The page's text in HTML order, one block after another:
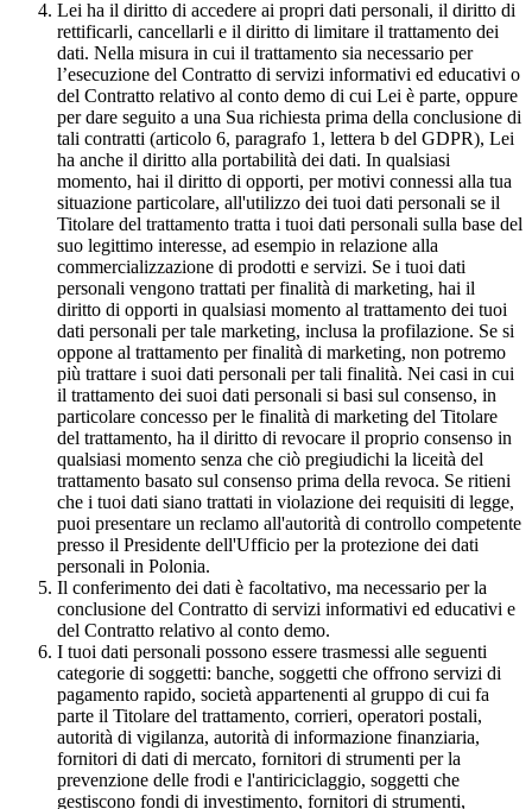
Lei ha il diritto di accedere ai propri dati personali, il diritto di
rettificarli, cancellarli e il diritto di limitare il trattamento dei
dati. Nella misura in cui il trattamento sia necessario per
l’esecuzione del Contratto di servizi informativi ed educativi o
del Contratto relativo al conto demo di cui Lei è parte, oppure
per dare seguito a una Sua richiesta prima della conclusione di
tali contratti (articolo 6, paragrafo 1, lettera b del GDPR), Lei
ha anche il diritto alla portabilità dei dati. In qualsiasi
momento, hai il diritto di opporti, per motivi connessi alla tua
situazione particolare, all'utilizzo dei tuoi dati personali se il
Titolare del trattamento tratta i tuoi dati personali sulla base del
suo legittimo interesse, ad esempio in relazione alla
commercializzazione di prodotti e servizi. Se i tuoi dati
personali vengono trattati per finalità di marketing, hai il
diritto di opporti in qualsiasi momento al trattamento dei tuoi
dati personali per tale marketing, inclusa la profilazione. Se si
oppone al trattamento per finalità di marketing, non potremo
più trattare i suoi dati personali per tali finalità. Nei casi in cui
il trattamento dei suoi dati personali si basi sul consenso, in
particolare concesso per le finalità di marketing del Titolare
del trattamento, ha il diritto di revocare il proprio consenso in
qualsiasi momento senza che ciò pregiudichi la liceità del
trattamento basato sul consenso prima della revoca. Se ritieni
che i tuoi dati siano trattati in violazione dei requisiti di legge,
puoi presentare un reclamo all'autorità di controllo competente
presso il Presidente dell'Ufficio per la protezione dei dati
personali in Polonia.
Il conferimento dei dati è facoltativo, ma necessario per la
conclusione del Contratto di servizi informativi ed educativi e
del Contratto relativo al conto demo.
I tuoi dati personali possono essere trasmessi alle seguenti
categorie di soggetti: banche, soggetti che offrono servizi di
pagamento rapido, società appartenenti al gruppo di cui fa
parte il Titolare del trattamento, corrieri, operatori postali,
autorità di vigilanza, autorità di informazione finanziaria,
fornitori di dati di mercato, fornitori di strumenti per la
prevenzione delle frodi e l'antiriciclaggio, soggetti che
gestiscono fondi di investimento, fornitori di strumenti,